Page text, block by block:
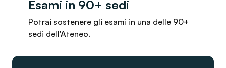
Esami in 90+ sedi
Potrai sostenere gli esami in una delle 90+
sedi dell'Ateneo.